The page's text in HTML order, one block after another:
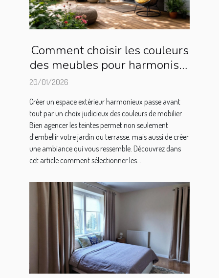
Comment choisir les couleurs
des meubles pour harmoniser
votre espace extérieur ?
20/01/2026
Créer un espace extérieur harmonieux passe avant
tout par un choix judicieux des couleurs de mobilier.
Bien agencer les teintes permet non seulement
d’embellir votre jardin ou terrasse, mais aussi de créer
une ambiance qui vous ressemble. Découvrez dans
cet article comment sélectionner les...